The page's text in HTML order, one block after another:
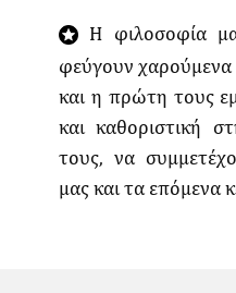
Η φιλοσοφία
φεύγουν
και η πρώτη τους
και καθοριστική
τους, να
μας και τα επόμενα